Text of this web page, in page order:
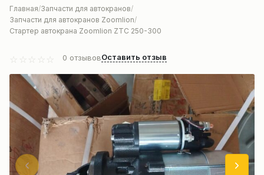
Главная Запчасти для автокранов
Запчасти для автокранов Zoomlion
Стартер автокрана Zoomlion ZTC 250-300
0 отзывовОставить отзыв